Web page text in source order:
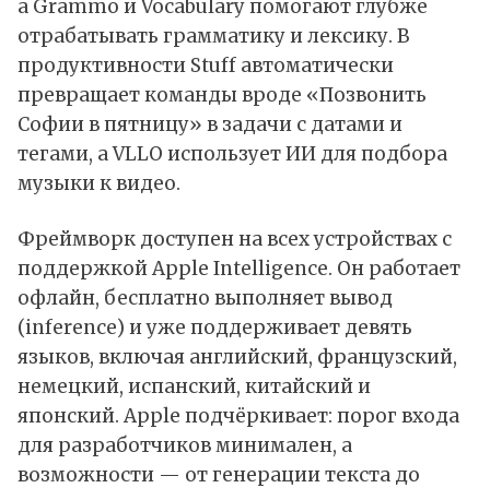
а Grammo и Vocabulary помогают глубже
отрабатывать грамматику и лексику. В
продуктивности Stuff автоматически
превращает команды вроде «Позвонить
Софии в пятницу» в задачи с датами и
тегами, а VLLO использует ИИ для подбора
музыки к видео.
Фреймворк доступен на всех устройствах с
поддержкой Apple Intelligence. Он работает
офлайн, бесплатно выполняет вывод
(inference) и уже поддерживает девять
языков, включая английский, французский,
немецкий, испанский, китайский и
японский. Apple подчёркивает: порог входа
для разработчиков минимален, а
возможности — от генерации текста до